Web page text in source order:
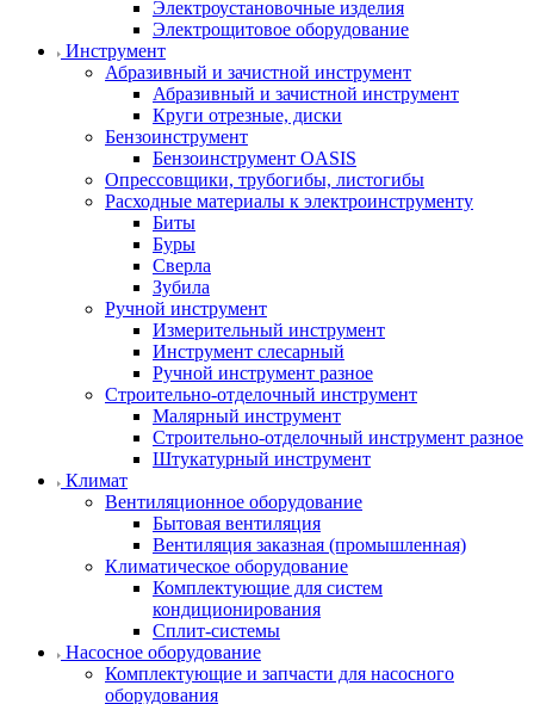
Электроустановочные изделия
Электрощитовое оборудование
Инструмент
Абразивный и зачистной инструмент
Абразивный и зачистной инструмент
Круги отрезные, диски
Бензоинструмент
Бензоинструмент OASIS
Опрессовщики, трубогибы, листогибы
Расходные материалы к электроинструменту
Биты
Буры
Сверла
Зубила
Ручной инструмент
Измерительный инструмент
Инструмент слесарный
Ручной инструмент разное
Строительно-отделочный инструмент
Малярный инструмент
Строительно-отделочный инструмент разное
Штукатурный инструмент
Климат
Вентиляционное оборудование
Бытовая вентиляция
Вентиляция заказная (промышленная)
Климатическое оборудование
Комплектующие для систем
кондиционирования
Сплит-системы
Насосное оборудование
Комплектующие и запчасти для насосного
оборудования